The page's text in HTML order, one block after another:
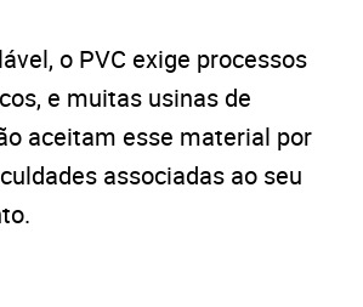
o PVC exige processos
e muitas usinas de
aceitam esse material por
associadas ao seu